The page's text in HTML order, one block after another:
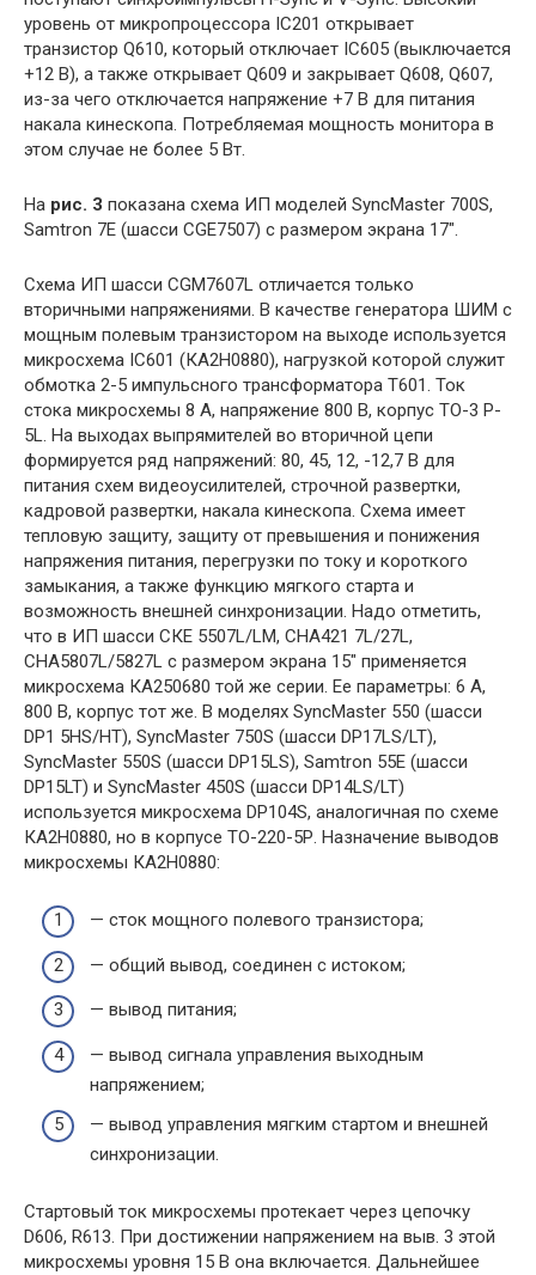
уровень от микропроцессора IC201 открывает
транзистор Q610, который отключает IC605 (выключается
+12 В), а также открывает Q609 и закрывает Q608, Q607,
из-за чего отключается напряжение +7 В для питания
накала кинескопа. Потребляемая мощность монитора в
этом случае не более 5 Вт.
На рис. 3 показана схема ИП моделей SyncMaster 700S,
Samtron 7E (шасси CGE7507) с размером экрана 17″.
Схема ИП шасси CGM7607L отличается только
вторичными напряжениями. В качестве генератора ШИМ с
мощным полевым транзистором на выходе используется
микросхема IC601 (КА2Н0880), нагрузкой которой служит
обмотка 2-5 импульсного трансформатора Т601. Ток
стока микросхемы 8 А, напряжение 800 В, корпус TO-3 P-
5L. На выходах выпрямителей во вторичной цепи
формируется ряд напряжений: 80, 45, 12, -12,7 В для
питания схем видеоусилителей, строчной развертки,
кадровой развертки, накала кинескопа. Схема имеет
тепловую защиту, защиту от превышения и понижения
напряжения питания, перегрузки по току и короткого
замыкания, а также функцию мягкого старта и
возможность внешней синхронизации. Надо отметить,
что в ИП шасси СКЕ 5507L/LM, СНА421 7L/27L,
CHA5807L/5827L с размером экрана 15″ применяется
микросхема КА250680 той же серии. Ее параметры: 6 А,
800 В, корпус тот же. В моделях SyncMaster 550 (шасси
DP1 5HS/HT), SyncMaster 750S (шасси DP17LS/LT),
SyncMaster 550S (шасси DP15LS), Samtron 55E (шасси
DP15LT) и SyncMaster 450S (шасси DP14LS/LT)
используется микросхема DP104S, аналогичная по схеме
КА2Н0880, но в корпусе ТО-220-5Р. Назначение выводов
микросхемы КА2Н0880:
— сток мощного полевого транзистора;
— общий вывод, соединен с истоком;
— вывод питания;
— вывод сигнала управления выходным
напряжением;
— вывод управления мягким стартом и внешней
синхронизации.
Стартовый ток микросхемы протекает через цепочку
D606, R613. При достижении напряжением на выв. 3 этой
микросхемы уровня 15 В она включается. Дальнейшее